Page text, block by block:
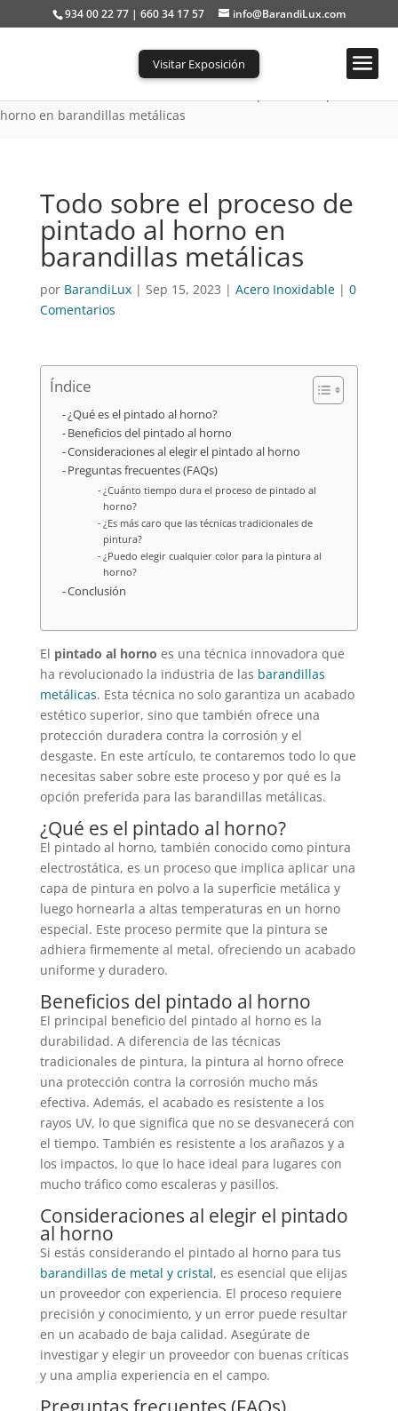
934 00 22 77 | 660 34 17 57 info@BarandiLux.com
Visitar Exposición
horno en barandillas metálicas
Todo sobre el proceso de
pintado al horno en
barandillas metálicas
por BarandiLux| Sep 15, 2023 | Acero Inoxidable| 0
Comentarios
Índice
¿Qué es el pintado al horno?
Beneficios del pintado al horno
Consideraciones al elegir el pintado al horno
Preguntas frecuentes (FAQs)
¿Cuánto tiempo dura el proceso de pintado al
horno?
¿Es más caro que las técnicas tradicionales de
pintura?
¿Puedo elegir cualquier color para la pintura al
horno?
Conclusión
El pintado al horno es una técnica innovadora que
ha revolucionado la industria de las barandillas
metálicas. Esta técnica no solo garantiza un acabado
estético superior, sino que también ofrece una
protección duradera contra la corrosión y el
desgaste. En este artículo, te contaremos todo lo que
necesitas saber sobre este proceso y por qué es la
opción preferida para las barandillas metálicas.
¿Qué es el pintado al horno?
El pintado al horno, también conocido como pintura
electrostática, es un proceso que implica aplicar una
capa de pintura en polvo a la superficie metálica y
luego hornearla a altas temperaturas en un horno
especial. Este proceso permite que la pintura se
adhiera firmemente al metal, ofreciendo un acabado
uniforme y duradero.
Beneficios del pintado al horno
El principal beneficio del pintado al horno es la
durabilidad. A diferencia de las técnicas
tradicionales de pintura, la pintura al horno ofrece
una protección contra la corrosión mucho más
efectiva. Además, el acabado es resistente a los
rayos UV, lo que significa que no se desvanecerá con
el tiempo. También es resistente a los arañazos y a
los impactos, lo que lo hace ideal para lugares con
mucho tráfico como escaleras y pasillos.
Consideraciones al elegir el pintado
al horno
Si estás considerando el pintado al horno para tus
barandillas de metal y cristal, es esencial que elijas
un proveedor con experiencia. El proceso requiere
precisión y conocimiento, y un error puede resultar
en un acabado de baja calidad. Asegúrate de
investigar y elegir un proveedor con buenas críticas
y una amplia experiencia en el campo.